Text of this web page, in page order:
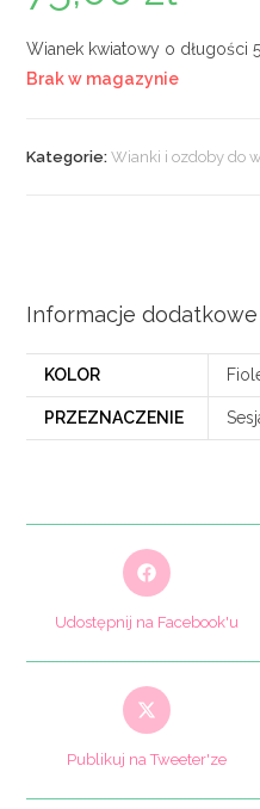
Wianek kwiatowy o długości
Brak w magazynie
Kategorie:Wianki i ozdoby do
Informacje dodatkowe
KOLOR
PRZEZNACZENIE
Opens
in
new
window
Udostępnij na Facebook'u
Opens
in
new
window
Publikuj na Tweeter'ze